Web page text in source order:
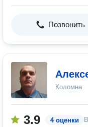
Позвонить
Коломна
3.9 4 оценки